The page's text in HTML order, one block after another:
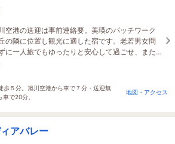
空港の送迎は事前連絡要。美瑛のパッチワーク
の隣に位置し観光に適した宿です。老若男女問
に一人旅でもゆったりと安心して過ごせ、また
で過ごしたいと思っていただける宿をめざして
歩５分。旭川空港から車で７分・送迎無
で20分。
地図・アクセス
アバレー